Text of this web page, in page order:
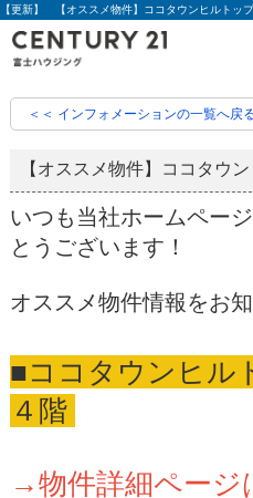
＜＜ インフォメーションの一覧へ戻
【オススメ物件】ココタウ
いつも当社ホームペー
とうございます！
オススメ物件情報をお
■ココタウンヒ
４階
→物件詳細ページ